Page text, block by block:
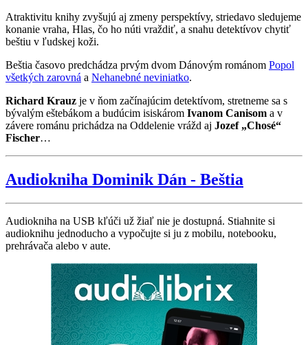
Atraktivitu knihy zvyšujú aj zmeny perspektívy, striedavo sledujeme
konanie vraha, Hlas, čo ho núti vraždiť, a snahu detektívov chytiť
beštiu v ľudskej koži.
Beštia časovo predchádza prvým dvom Dánovým románom Popol
všetkých zarovná a Nehanebné neviniatko.
Richard Krauz je v ňom začínajúcim detektívom, stretneme sa s
bývalým eštebákom a budúcim isiskárom Ivanom Canisom a v
závere románu prichádza na Oddelenie vrážd aj Jozef „Chosé“
Fischer…
Audiokniha Dominik Dán - Beštia
Audiokniha na USB kľúči už žiaľ nie je dostupná. Stiahnite si
audioknihu jednoducho a vypočujte si ju z mobilu, notebooku,
prehrávača alebo v aute.